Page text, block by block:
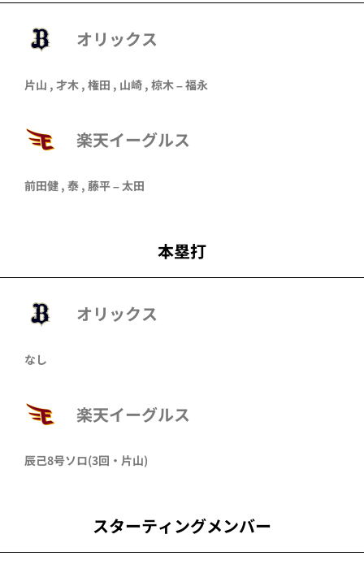
オリックス
片山 , 才木 , 権田 , 山崎 , 椋木–福永
楽天イーグルス
前田健 , 泰 , 藤平–太田
本塁打
オリックス
なし
楽天イーグルス
辰己8号ソロ(3回・ 片山)
スターティングメンバー